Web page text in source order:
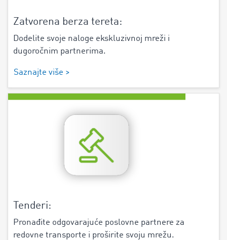
Zatvorena berza tereta:
Dodelite svoje naloge ekskluzivnoj mreži i
dugoročnim partnerima.
Saznajte više >
Tenderi:
Pronađite odgovarajuće poslovne partnere za
redovne transporte i proširite svoju mrežu.